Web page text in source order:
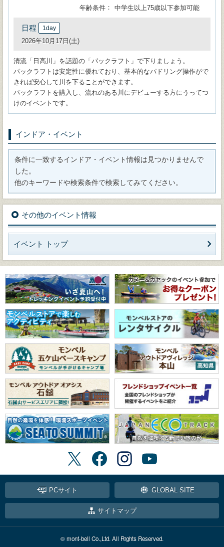
年齢条件
中学生以上75歳以下参加可能
日程 1day
2026年10月17日(土)
清流「日高川」を話題の「パックラフト」で下りましょう。
パックラフトは安定性に優れており、基本的なパドリング操作がで
きれば安心して川を下ることができます。
パックラフトを購入し、流れのある川にデビューする方にうってつ
けのイベントです。
インドア・イベント
条件に一致するインドア・イベント情報は見つかりませんで
した。
他のキーワードや検索条件で検索してみてください。
その他のイベント情報
イベント トップ
PCサイト GLOBAL SITE
サイトマップ
© mont-bell Co.,Ltd. All Rights Reserved.